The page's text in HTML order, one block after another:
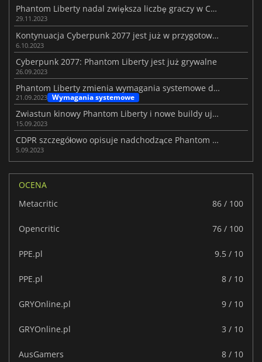
Phantom Liberty nadal zwiększa liczbę graczy w Cyberpunk 2077
29.11.2023
Kontynuacja Cyberpunk 2077 jest już w przygotowaniu
6.10.2023
Cyberpunk 2077: Phantom Liberty jest już grywalne
26.09.2023
Phantom Liberty zmienia wymagania systemowe dla Cyberpunk 2077
21.09.2023 Wymagania systemowe
Zwiastun kinowy Phantom Liberty i nowe buildy ujawnione
15.09.2023
CDPR szczegółowo opisuje nadchodzące Phantom Liberty
5.09.2023
OCENA
Metacritic
86 / 100
Opencritic 76 / 100
PPE.pl 9.5 / 10
PPE.pl 8 / 10
GRYOnline.pl 9 / 10
GRYOnline.pl 3 / 10
AusGamers 8 / 10